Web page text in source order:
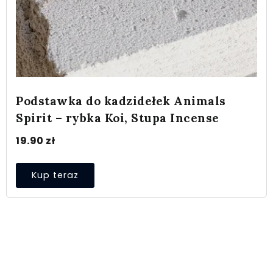
Podstawka do kadzidełek Animals
Spirit – rybka Koi, Stupa Incense
19.90 zł
Kup teraz